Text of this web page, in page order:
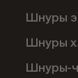
Шнуры
Шнуры
Шнуры-